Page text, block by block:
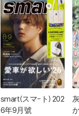
smart(スマ-ト) 202
6年9月號